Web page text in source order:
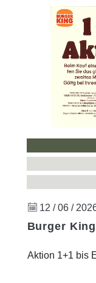
12 / 06 /
Burger King
Aktion 1+1 bis